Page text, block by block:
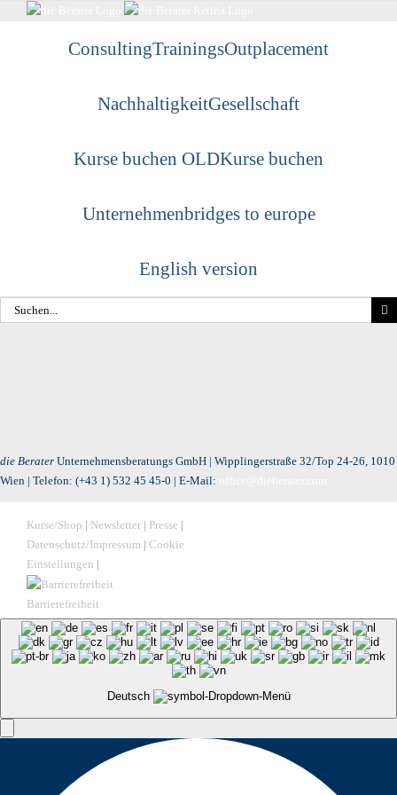
ConsultingTrainingsOutplacement
NachhaltigkeitGesellschaft
Kurse buchen OLDKurse buchen
Unternehmenbridges to europe
English version
Suche
nach:
die Berater Unternehmensberatungs GmbH | Wipplingerstraße 32/Top 24-26, 1010
Wien | Telefon: (+43 1) 532 45 45-0 | E-Mail:
Kurse/Shop | Newsletter | Presse |
Datenschutz/Impressum | Cookie
Einstellungen |
Barrierefreiheit
Deutsch